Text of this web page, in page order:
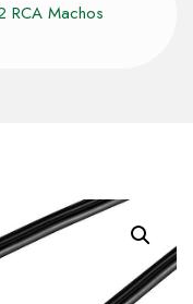
RCA Machos